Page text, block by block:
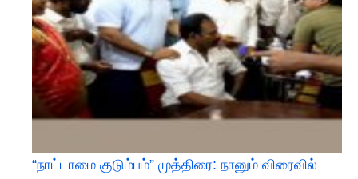
“நாட்டாமை குடும்பம்” முத்திரை: நானும் விரைவில்